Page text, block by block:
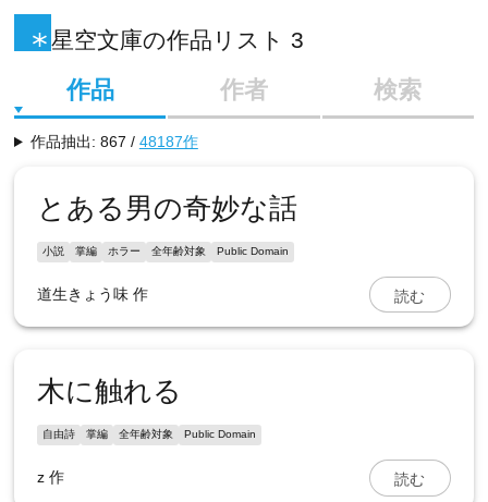
星空文庫の作品リスト 3
作品 作者 検索
作品抽出: 867 / 48187作
とある男の奇妙な話
小説 掌編 ホラー 全年齢対象 Public Domain
道生きょう味 作 読む
木に触れる
自由詩 掌編 全年齢対象 Public Domain
z 作 読む